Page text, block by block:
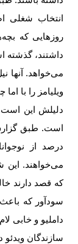
انتخاب شغلی
روزهایی که
داشتند، گذشته
می‌خواهد. آنها
ویلیامز را با اما
دلیلش این است
است. طبق
درصد از
می‌خواهند.
که قصد دارند
سودآور که
داملیو و خابی
سازندگان